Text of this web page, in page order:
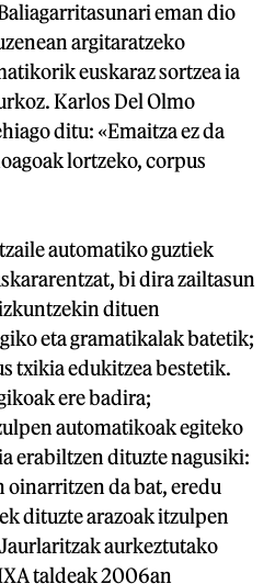
eman dio
argitaratzeko
euskaraz sortzea ia
Karlos Del Olmo
ditu: «Emaitza ez da
lortzeko, corpus
automatiko guztiek
bi dira zailtasun
dituen
eta gramatikalak batetik;
txikia edukitzea bestetik.
ere badira;
automatikoak egiteko
erabiltzen dituzte nagusiki:
oinarritzen da bat, eredu
dituzte arazoak itzulpen
aurkeztutako
taldeak 2006an